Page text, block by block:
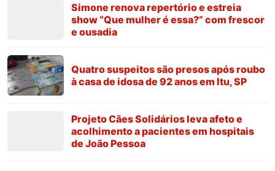
Simone renova repertório e estreia
show “Que mulher é essa?” com frescor
e ousadia
Quatro suspeitos são presos após roubo
à casa de idosa de 92 anos em Itu, SP
Projeto Cães Solidários leva afeto e
acolhimento a pacientes em hospitais
de João Pessoa